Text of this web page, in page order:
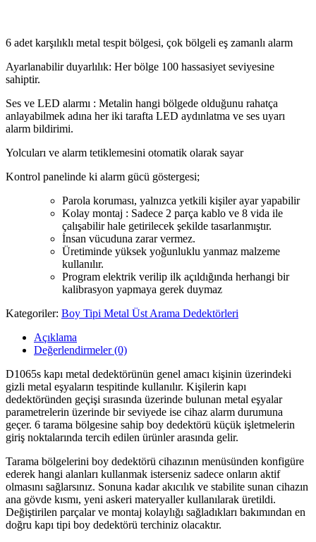
6 adet karşılıklı metal tespit bölgesi, çok bölgeli eş zamanlı alarm
Ayarlanabilir duyarlılık: Her bölge 100 hassasiyet seviyesine
sahiptir.
Ses ve LED alarmı : Metalin hangi bölgede olduğunu rahatça
anlayabilmek adına her iki tarafta LED aydınlatma ve ses uyarı
alarm bildirimi.
Yolcuları ve alarm tetiklemesini otomatik olarak sayar
Kontrol panelinde ki alarm gücü göstergesi;
Parola koruması, yalnızca yetkili kişiler ayar yapabilir
Kolay montaj : Sadece 2 parça kablo ve 8 vida ile
çalışabilir hale getirilecek şekilde tasarlanmıştır.
İnsan vücuduna zarar vermez.
Üretiminde yüksek yoğunluklu yanmaz malzeme
kullanılır.
Program elektrik verilip ilk açıldığında herhangi bir
kalibrasyon yapmaya gerek duymaz
Kategoriler: Boy Tipi Metal Üst Arama Dedektörleri
Açıklama
Değerlendirmeler (0)
D1065s kapı metal dedektörünün genel amacı kişinin üzerindeki
gizli metal eşyaların tespitinde kullanılır. Kişilerin kapı
dedektöründen geçişi sırasında üzerinde bulunan metal eşyalar
parametrelerin üzerinde bir seviyede ise cihaz alarm durumuna
geçer. 6 tarama bölgesine sahip boy dedektörü küçük işletmelerin
giriş noktalarında tercih edilen ürünler arasında gelir.
Tarama bölgelerini boy dedektörü cihazının menüsünden konfigüre
ederek hangi alanları kullanmak isterseniz sadece onların aktif
olmasını sağlarsınız. Sonuna kadar akıcılık ve stabilite sunan cihazın
ana gövde kısmı, yeni askeri materyaller kullanılarak üretildi.
Değiştirilen parçalar ve montaj kolaylığı sağladıkları bakımından en
doğru kapı tipi boy dedektörü terchiniz olacaktır.